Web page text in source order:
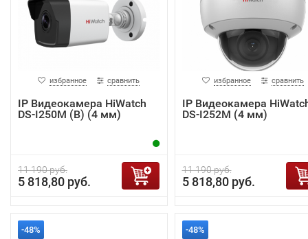
избранное сравнить
IP Видеокамера HiWatch
DS-I250M (B) (4 мм)
11 190 руб.
5 818,80 руб.
избранное сравнить
IP Видеокамера
DS-I252M (4 мм)
11 190 руб.
5 818,80 руб.
-48% -48%